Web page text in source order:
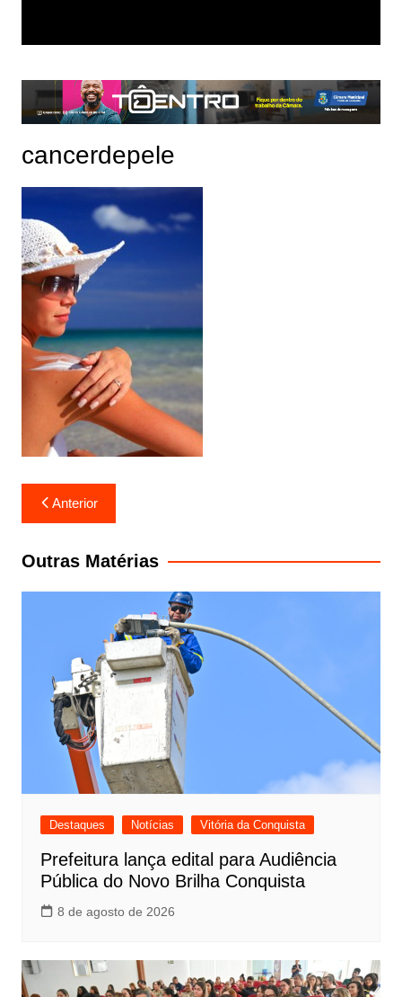
cancerdepele
Navegação
de
Post
Anterior
Outras Matérias
Destaques Notícias Vitória da Conquista
Prefeitura lança edital para Audiência
Pública do Novo Brilha Conquista
8 de agosto de 2026